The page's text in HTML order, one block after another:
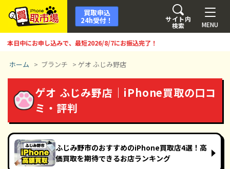
MENU
サイト内
検索
買取申込
24h受付！
にお申し込みで、最短2026/8/7にお振込完了！
ホーム > ブランチ > ゲオ ふじみ野店
ゲオ ふじみ野店｜iPhone買取の口コ
ミ・評判
ふじみ野市のおすすめのiPhone買取店4選！高
価買取を期待できるお店ランキング